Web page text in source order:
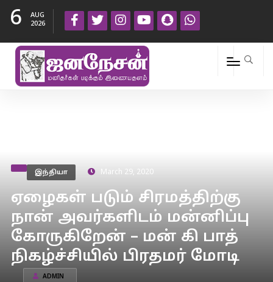
6
AUG
2026
இந்தியா March 29, 2020
ஏழைகள் படும் சிரமத்திற்கு
நான் அவர்களிடம் மன்னிப்பு
கோருகிறேன் – மன் கி பாத்
நிகழ்ச்சியில் பிரதமர் மோடி
ADMIN